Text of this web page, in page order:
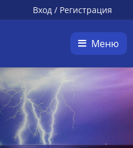
Вход / Регистрация
Меню